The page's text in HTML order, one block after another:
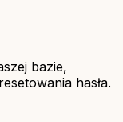
bazie,
hasła.